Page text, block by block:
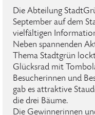
Die Abteilung
September auf dem
vielfältigen
Neben spannenden
Thema Stadtgrün
Glücksrad mit
Besucherinnen und
gab es attraktive
die drei Bäume.
Die Gewinnerinnen